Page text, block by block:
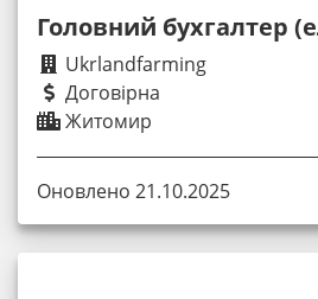
Головний бухгалтер
Ukrlandfarming
Договірна
Житомир
Оновлено 21.10.2025